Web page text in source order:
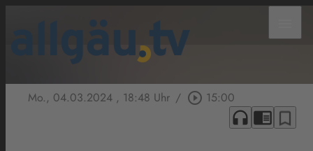
Mo., 04.03.2024 , 18:48 Uhr / play_circle_outline 15:00
headphones chrome_reader_mode bookmark_border